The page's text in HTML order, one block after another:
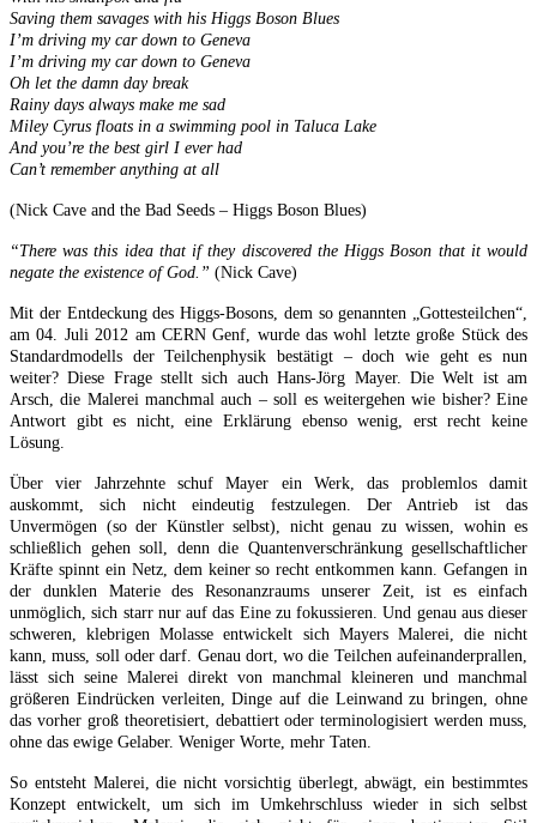
Saving them savages with his Higgs Boson Blues
I’m driving my car down to Geneva
I’m driving my car down to Geneva
Oh let the damn day break
Rainy days always make me sad
Miley Cyrus floats in a swimming pool in Taluca Lake
And you’re the best girl I ever had
Can’t remember anything at all
(Nick Cave and the Bad Seeds – Higgs Boson Blues)
“There was this idea that if they discovered the Higgs Boson that it would
negate the existence of God.” (Nick Cave)
Mit der Entdeckung des Higgs-Bosons, dem so genannten „Gottesteilchen“,
am 04. Juli 2012 am CERN Genf, wurde das wohl letzte große Stück des
Standardmodells der Teilchenphysik bestätigt – doch wie geht es nun
weiter? Diese Frage stellt sich auch Hans-Jörg Mayer. Die Welt ist am
Arsch, die Malerei manchmal auch – soll es weitergehen wie bisher? Eine
Antwort gibt es nicht, eine Erklärung ebenso wenig, erst recht keine
Lösung.
Über vier Jahrzehnte schuf Mayer ein Werk, das problemlos damit
auskommt, sich nicht eindeutig festzulegen. Der Antrieb ist das
Unvermögen (so der Künstler selbst), nicht genau zu wissen, wohin es
schließlich gehen soll, denn die Quantenverschränkung gesellschaftlicher
Kräfte spinnt ein Netz, dem keiner so recht entkommen kann. Gefangen in
der dunklen Materie des Resonanzraums unserer Zeit, ist es einfach
unmöglich, sich starr nur auf das Eine zu fokussieren. Und genau aus dieser
schweren, klebrigen Molasse entwickelt sich Mayers Malerei, die nicht
kann, muss, soll oder darf. Genau dort, wo die Teilchen aufeinanderprallen,
lässt sich seine Malerei direkt von manchmal kleineren und manchmal
größeren Eindrücken verleiten, Dinge auf die Leinwand zu bringen, ohne
das vorher groß theoretisiert, debattiert oder terminologisiert werden muss,
ohne das ewige Gelaber. Weniger Worte, mehr Taten.
So entsteht Malerei, die nicht vorsichtig überlegt, abwägt, ein bestimmtes
Konzept entwickelt, um sich im Umkehrschluss wieder in sich selbst